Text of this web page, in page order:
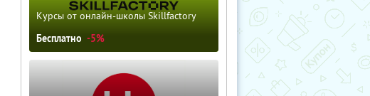
Курсы от онлайн-школы Skillfactory
Бесплатно -5%